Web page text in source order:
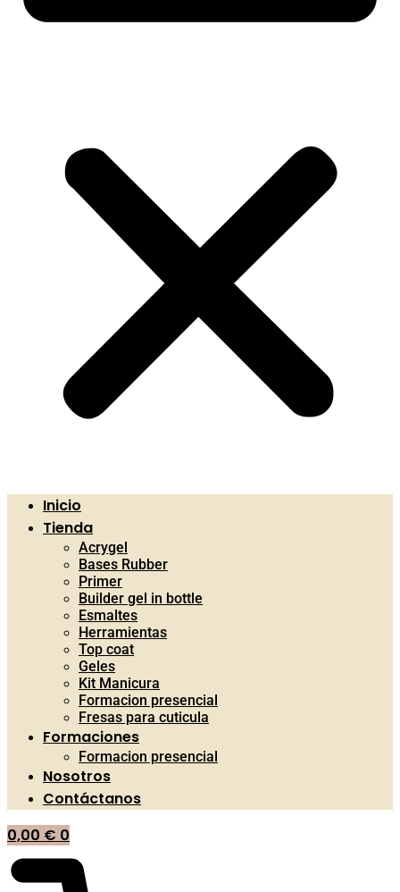
Inicio
Tienda
Acrygel
Bases Rubber
Primer
Builder gel in bottle
Esmaltes
Herramientas
Top coat
Geles
Kit Manicura
Formacion presencial
Fresas para cuticula
Formaciones
Formacion presencial
Nosotros
Contáctanos
0,00 € 0